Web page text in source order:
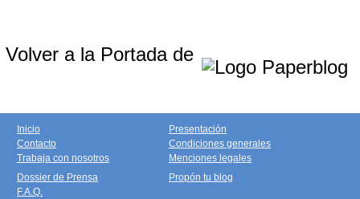
Volver a la Portada de
Inicio
Contacto
Trabaja con nosotros
Presentación
Condiciones generales
Menciones legales
Dossier de Prensa
F.A.Q.
Propón tu blog